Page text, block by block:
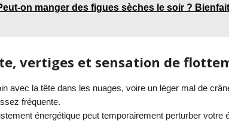
on manger des figues sèches le soir ?
vertiges et sensation de
avec la tête dans les nuages, voire un léger mal de
fréquente.
énergétique peut temporairement perturber votre